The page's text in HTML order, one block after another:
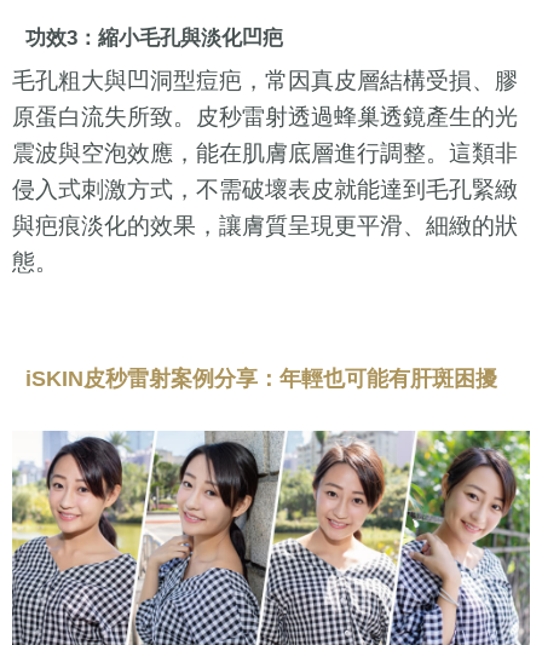
功效3：縮小毛孔與淡化凹疤
毛孔粗大與凹洞型痘疤，常因真皮層結構受損、膠
原蛋白流失所致。皮秒雷射透過蜂巢透鏡產生的光
震波與空泡效應，能在肌膚底層進行調整。這類非
侵入式刺激方式，不需破壞表皮就能達到毛孔緊緻
與疤痕淡化的效果，讓膚質呈現更平滑、細緻的狀
態。
iSKIN皮秒雷射案例分享：年輕也可能有肝斑困擾